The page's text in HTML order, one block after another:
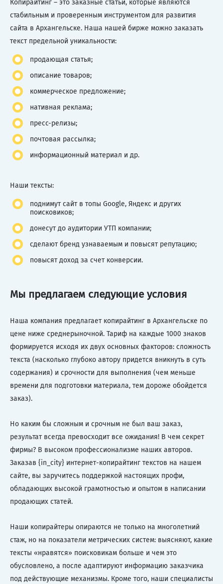
Копирайтинг – это заказные статьи, которые являются
стабильным и проверенным инструментом для развития
сайта в Архангельске. Наша нашей бирже можно заказать
текст предельной уникальности:
продающая статья;
описание товаров;
коммерческое предложение;
нативная реклама;
пресс-релизы;
почтовая рассылка;
информационный материал и др.
Наши тексты:
поднимут сайт в топы Google, Яндекс и других
поисковиков;
донесут до аудитории УТП компании;
сделают бренд узнаваемым и повысят репутацию;
повысят доход за счет конверсии.
Мы предлагаем следующие условия
Наша компания предлагает копирайтинг в Архангельске по
цене ниже среднерыночной. Тариф на каждые 1000 знаков
формируется исходя их двух основных факторов: сложность
текста (насколько глубоко автору придется вникнуть в суть
содержания) и срочности для выполнения (чем меньше
времени для подготовки материала, тем дороже обойдется
заказ).
Но каким бы сложным и срочным не был ваш заказ,
результат всегда превосходит все ожидания! В чем секрет
фирмы? В высоком профессионализме наших авторов.
Заказав {in_city} интернет-копирайтинг текстов на нашем
сайте, вы заручитесь поддержкой настоящих профи,
обладающих высокой грамотностью и опытом в написании
продающих статей.
Наши копирайтеры опираются не только на многолетний
стаж, но на показатели метрических систем: выясняют, какие
тексты «нравятся» поисковикам больше и чем это
обусловлено, а после адаптируют информацию заказчика
под действующие механизмы. Кроме того, наши специалисты